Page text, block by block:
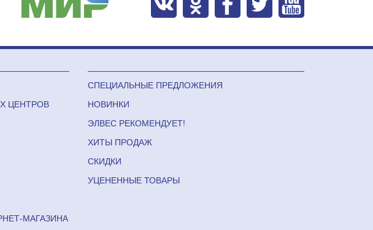
ЦЕНТРОВ
МАГАЗИНА
СПЕЦИАЛЬНЫЕ ПРЕДЛОЖЕНИЯ
НОВИНКИ
ЭЛВЕС РЕКОМЕНДУЕТ!
ХИТЫ ПРОДАЖ
СКИДКИ
УЦЕНЕННЫЕ ТОВАРЫ